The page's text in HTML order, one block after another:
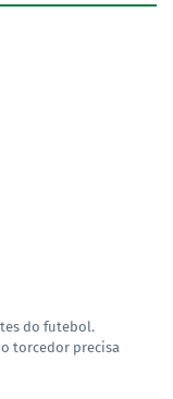
do futebol.
torcedor precisa